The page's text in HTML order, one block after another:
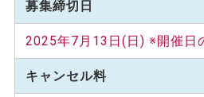
募集締切日
2025年7月13日(日) ※開催日
キャンセル料